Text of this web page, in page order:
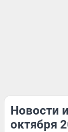
Новости
октября